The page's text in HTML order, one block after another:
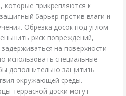
которые прикрепляются к
барьер против влаги и
Обрезка досок под углом
риск повреждений,
на поверхности
использовать специальные
дополнительно защитить
окружающей среды.
террасной доски могут